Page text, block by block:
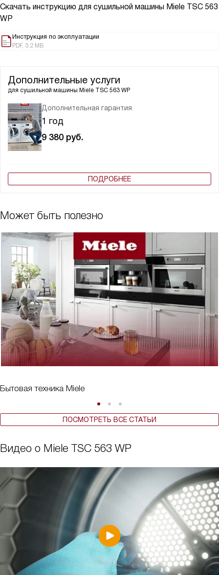
Скачать инструкцию для сушильной машины Miele TSC 563
WP
Инструкция по эксплуатации
PDF, 3.2 MB
Дополнительные услуги
для сушильной машины Miele TSC 563 WP
Дополнительная гарантия
1 год
9 380 руб.
ПОДРОБНЕЕ
Может быть полезно
Бытовая техника Miele
ПОСМОТРЕТЬ ВСЕ СТАТЬИ
Видео о Miele TSC 563 WP